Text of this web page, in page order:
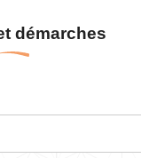
au
contenu
démarches